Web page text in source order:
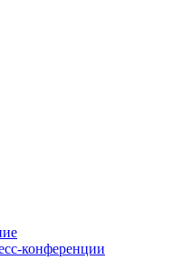
конференции